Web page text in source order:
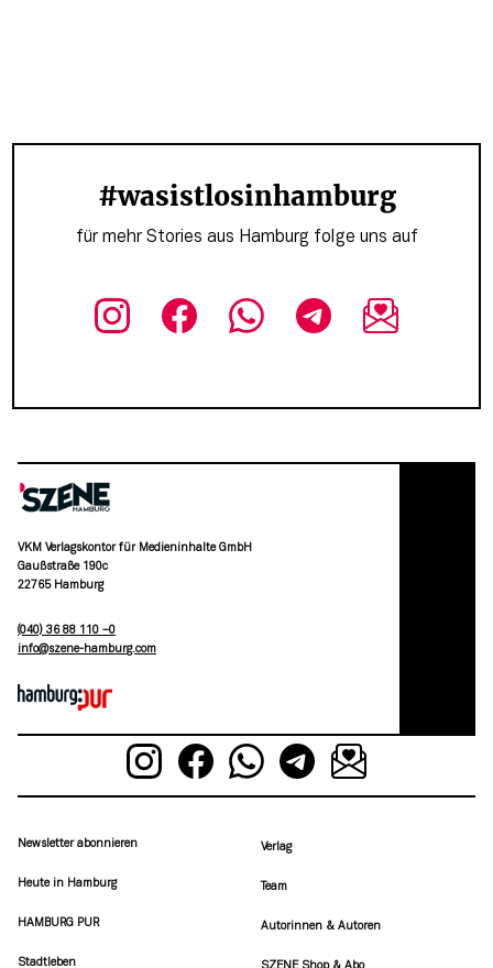
#wasistlosinhamburg
für mehr Stories aus Hamburg folge uns auf
VKM Verlagskontor für Medieninhalte GmbH
Gaußstraße 190c
22765 Hamburg
(040) 36 88 110 –0
moc.grubmah-enezs@ofni
Newsletter abonnieren
Heute in Hamburg
HAMBURG PUR
Stadtleben
Verlag
Team
Autorinnen & Autoren